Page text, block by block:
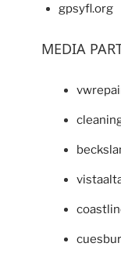
gpsyfl.org
MEDIA